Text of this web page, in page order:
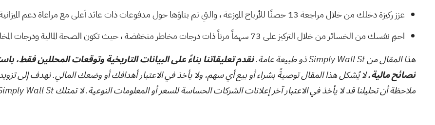
عزز ركيزة دخلك من خلال مراجعة 13 حصنًا للأرباح الموزعة
، والتي تم بناؤها حول مدفوعات ذات عائد أعلى مع مراعاة دعم
احمِ نفسك من الخسائر من خلال التركيز على 73 سهماً مرناً ذات درجات مخاطر منخفضة ، حيث تكون الصحة المالية ودرجات
هذا المقال من Simply Wall St ذو طبيعة عامة.
نقدم تعليقاتنا بناءً على البيانات التاريخية وتوقعات المحللين فقط،
نصائح مالية.لا يُشكل هذا المقال توصيةً بشراء أو بيع أي سهم، ولا يأخذ في الاعتبار أهدافك أو وضعك المالي. نهدف إلى
ملاحظة أن تحليلنا قد لا يأخذ في الاعتبار آخر إعلانات الشركات الحساسة للسعر أو المعلومات النوعية. لا تمتلك Simply Wall St أي أسهم في أي من الشركات المذكورة.